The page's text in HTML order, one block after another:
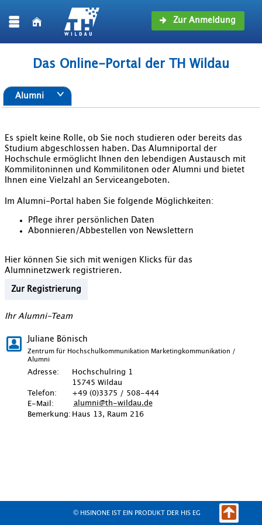
Zur Anmeldung
Das Online-Portal der TH Wildau
Alumni
Es spielt keine Rolle, ob Sie noch studieren oder bereits das
Studium abgeschlossen haben. Das Alumniportal der
Hochschule ermöglicht Ihnen den lebendigen Austausch mit
Kommilitoninnen und Kommilitonen oder Alumni und bietet
Ihnen eine Vielzahl an Serviceangeboten.
Im Alumni-Portal haben Sie folgende Möglichkeiten:
Pflege ihrer persönlichen Daten
Abonnieren/Abbestellen von Newslettern
Hier können Sie sich mit wenigen Klicks für das
Alumninetzwerk registrieren.
Zur Registrierung
Ihr Alumni-Team
Juliane Bönisch
Zentrum für Hochschulkommunikation Marketingkommunikation /
Alumni
Adresse:
Hochschulring 1
15745 Wildau
Telefon:
+49 (0)3375 / 508-444
E-Mail:
alumni@th-wildau.de
Bemerkung: Haus 13, Raum 216
© HISINONE IST EIN PRODUKT DER HIS EG